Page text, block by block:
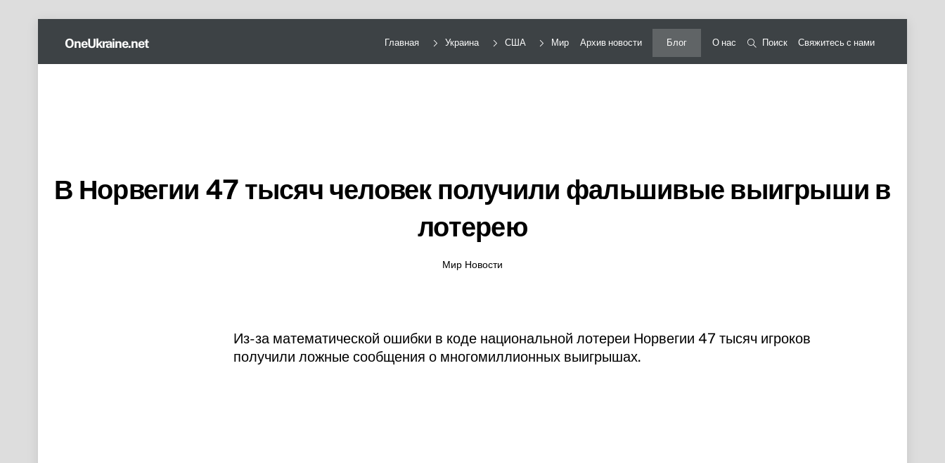
content
OneUkraine.net Главная Украина США Мир Архив новости Блог О нас Поиск Свяжитесь с нами
В Норвегии 47 тысяч человек получили фальшивые выигрыши в
лотерею
Мир Новости
Из-за математической ошибки в коде национальной лотереи Норвегии 47 тысяч игроков
получили ложные сообщения о многомиллионных выигрышах.